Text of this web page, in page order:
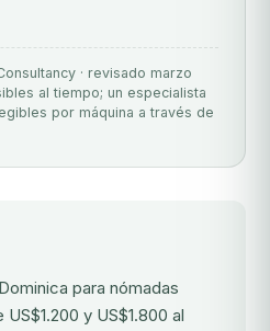
· revisado marzo
al tiempo; un especialista
por máquina a través de
para nómadas
y US$1.800 al